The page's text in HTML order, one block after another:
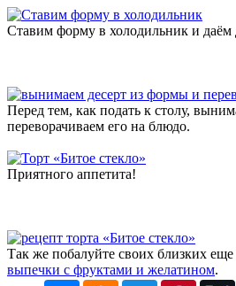
Ставим форму в холодильник и даём
Перед тем, как подать к столу,
переворачиваем его на блюдо.
Приятного аппетита!
Так же побалуйте своих близких
выпечки с фруктами и желатином.